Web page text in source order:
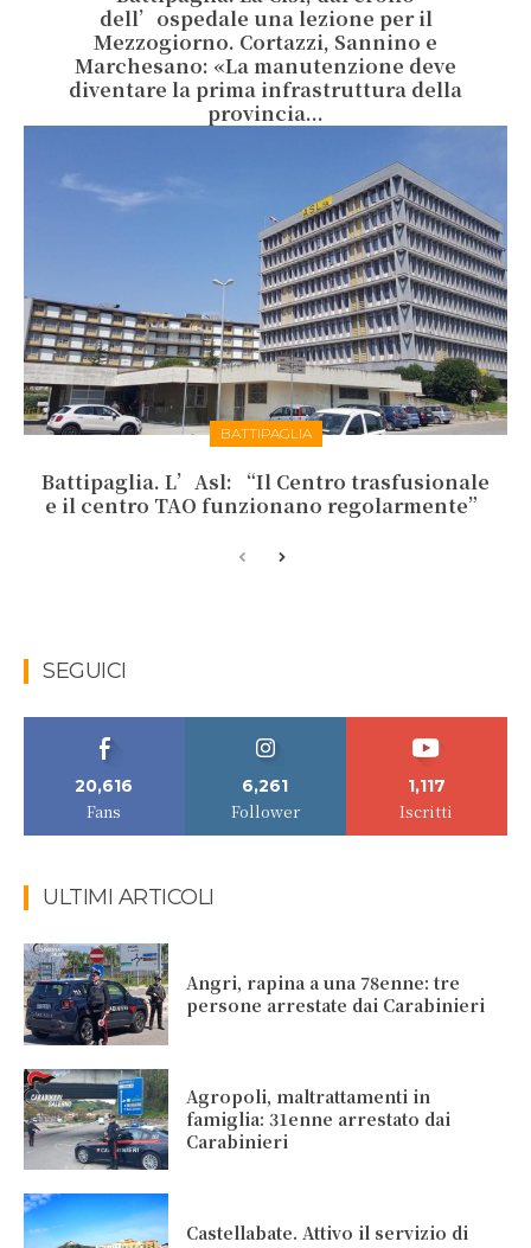
dell’ospedale una lezione per il
Mezzogiorno. Cortazzi, Sannino e
Marchesano: «La manutenzione deve
diventare la prima infrastruttura della
provincia...
BATTIPAGLIA
Battipaglia. L’Asl: “Il Centro trasfusionale
e il centro TAO funzionano regolarmente”
SEGUICI
20,616
Fans
6,261
Follower
1,117
Iscritti
ULTIMI ARTICOLI
Angri, rapina a una 78enne: tre
persone arrestate dai Carabinieri
Agropoli, maltrattamenti in
famiglia: 31enne arrestato dai
Carabinieri
Castellabate. Attivo il servizio di